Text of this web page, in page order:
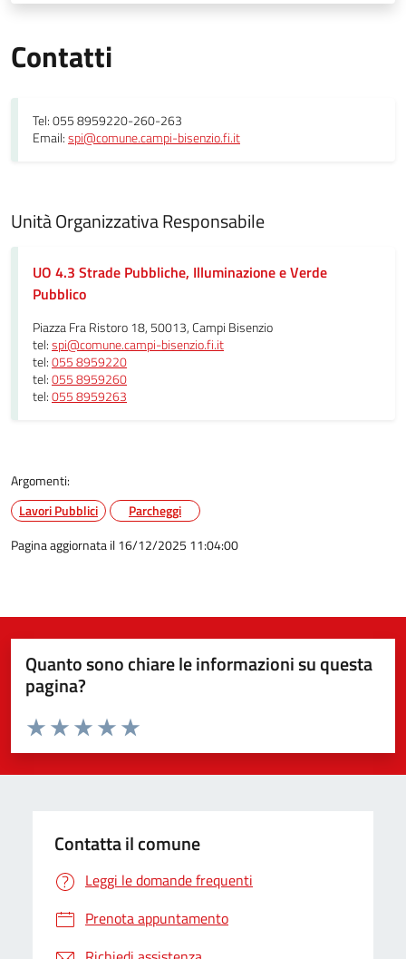
Contatti
Tel: 055 8959220-260-263
Email:spi@comune.campi-bisenzio.fi.it
Unità Organizzativa Responsabile
UO 4.3 Strade Pubbliche, Illuminazione e Verde
Pubblico
Piazza Fra Ristoro 18, 50013, Campi Bisenzio
tel:spi@comune.campi-bisenzio.fi.it
tel:055 8959220
tel:055 8959260
tel:055 8959263
Argomenti:
Lavori Pubblici
Parcheggi
Pagina aggiornata il 16/12/2025 11:04:00
Quanto sono chiare le informazioni su questa
pagina?
Valuta da 1 a 5 stelle la pagina
Valuta 5 stelle su 5
Valuta 4 stelle su 5
Valuta 3 stelle su 5
Valuta 2 stelle su 5
Valuta 1 stelle su 5
Contatta il comune
Leggi le domande frequenti
Prenota appuntamento